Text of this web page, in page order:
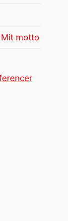
motto